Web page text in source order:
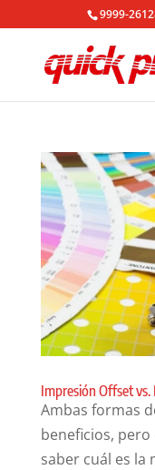
9999-
Impresión Offset vs.
Ambas formas
beneficios,
saber cuál es la